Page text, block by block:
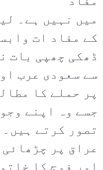
میں نہیں ہے۔
کے مفاد ات
ڈھکی چھپی بات
سے سعودی عرب
پر حملے کا
جسے وہ اپنے
تصور کرتے ہیں۔
عراق پر